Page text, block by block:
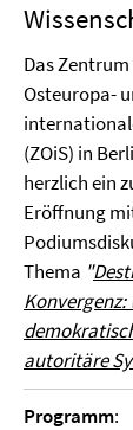
Das
Osteuropa-
(ZOiS) in
herzlich ein
Eröffnung
Thema "
Konvergenz:
autoritäre
Programm: